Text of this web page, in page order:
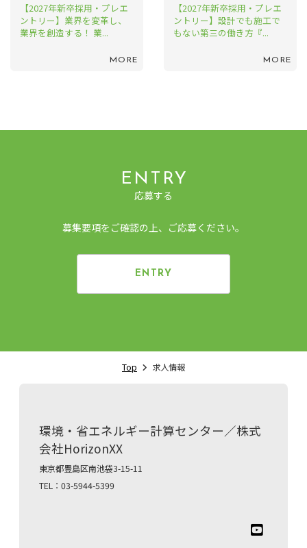
【2027年新卒採用・プレエ
ントリー】業界を変革し、
業界を創造する！ 業...
MORE
【2027年新卒採用・プレエ
ントリー】設計でも施工で
もない第三の働き方『...
MORE
ENTRY
応募する
募集要項をご確認の上、ご応募ください。
ENTRY
Top 求人情報
環境・省エネルギー計算センター／株式
会社HorizonXX
東京都豊島区南池袋3-15-11
TEL：03-5944-5399